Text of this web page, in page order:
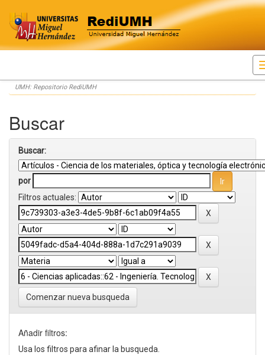
Skip
navigation
UMH: Repositorio RediUMH
Buscar
Buscar:
por
Filtros actuales:
Comenzar nueva busqueda
Añadir filtros:
Usa los filtros para afinar la busqueda.